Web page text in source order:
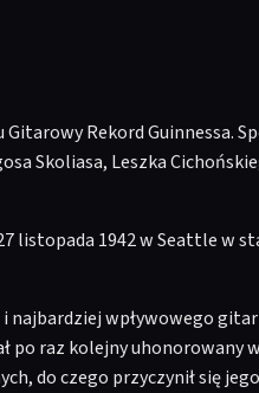
Gitarowy Rekord Guinnessa.
Skoliasa, Leszka
listopada 1942 w Seattle w
najbardziej wpływowego
raz kolejny uhonorowany
do czego przyczynił się